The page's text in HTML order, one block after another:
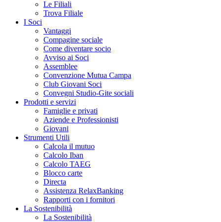
Le Filiali
Trova Filiale
I Soci
Vantaggi
Compagine sociale
Come diventare socio
Avviso ai Soci
Assemblee
Convenzione Mutua Campa
Club Giovani Soci
Convegni Studio-Gite sociali
Prodotti e servizi
Famiglie e privati
Aziende e Professionisti
Giovani
Strumenti Utili
Calcola il mutuo
Calcolo Iban
Calcolo TAEG
Blocco carte
Directa
Assistenza RelaxBanking
Rapporti con i fornitori
La Sostenibilità
La Sostenibilità